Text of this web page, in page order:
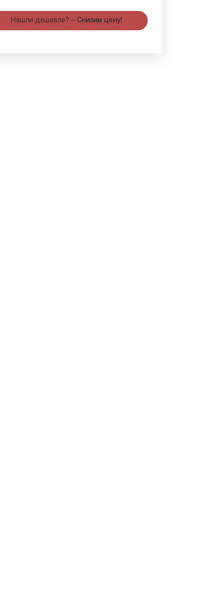
Нашли дешевле? – Снизим цену!